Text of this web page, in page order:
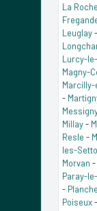
La
Leuglay-
Lurcy-
Magny-
-
Millay-
Resle -
les-
Morvan -
Paray-
-
Poiseux-